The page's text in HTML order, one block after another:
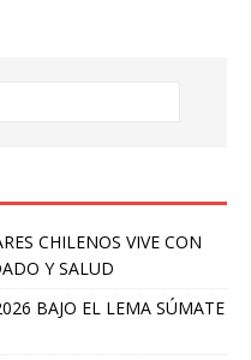
CHILENOS VIVE CON
Y SALUD
BAJO EL LEMA SÚMATE